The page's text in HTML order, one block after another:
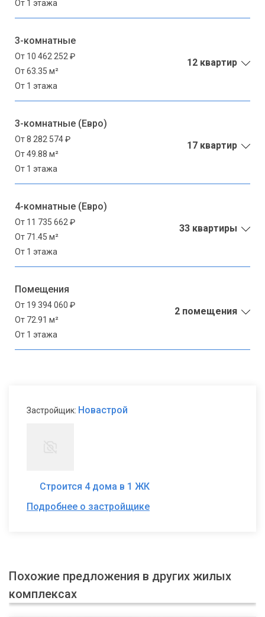
От 1 этажа
3-комнатные
От 10 462 252 ₽
От 63.35 м²
От 1 этажа
12 квартир
3-комнатные (Евро)
От 8 282 574 ₽
От 49.88 м²
От 1 этажа
17 квартир
4-комнатные (Евро)
От 11 735 662 ₽
От 71.45 м²
От 1 этажа
33 квартиры
Помещения
От 19 394 060 ₽
От 72.91 м²
От 1 этажа
2 помещения
Застройщик: Новастрой
Строится 4 дома в 1 ЖК
Подробнее о застройщике
Похожие предложения в других жилых
комплексах